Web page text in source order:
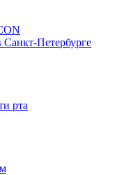
Петербурге
рта